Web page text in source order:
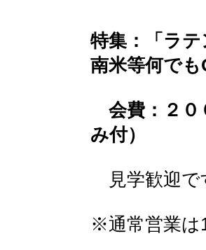
特集：「ラ
南米等何でも
会費：２
み付）
見学歓迎で
※通常営業は